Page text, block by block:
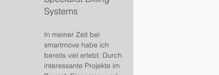
Systems
In meiner Zeit bei
smartmove habe ich
bereits viel erlebt: Durch
interessante Projekte im